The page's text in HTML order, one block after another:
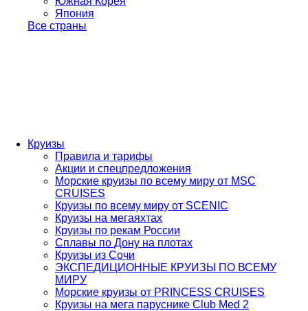
Япония
Все страны
Круизы
Правила и тарифы
Акции и спецпредложения
Морские круизы по всему миру от MSC
CRUISES
Круизы по всему миру от SCENIC
Круизы на мегаяхтах
Круизы по рекам России
Сплавы по Дону на плотах
Круизы из Сочи
ЭКСПЕДИЦИОННЫЕ КРУИЗЫ ПО ВСЕМУ
МИРУ
Морские круизы от PRINCESS CRUISES
Круизы на мега паруснике Club Med 2